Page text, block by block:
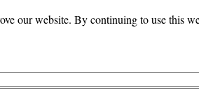
our website. By continuing to use this